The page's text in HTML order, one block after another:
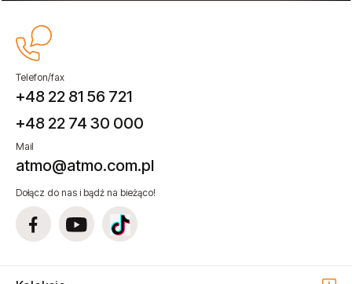
Telefon/fax
+48 22 81 56 721
+48 22 74 30 000
Mail
atmo@atmo.com.pl
Dołącz do nas i bądź na bieżąco!